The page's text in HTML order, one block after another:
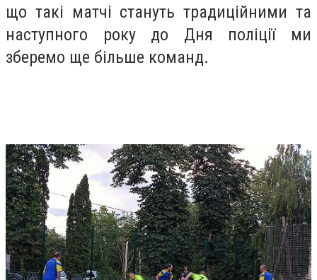
що такі матчі стануть традиційними та
наступного року до Дня поліції ми
зберемо ще більше команд.